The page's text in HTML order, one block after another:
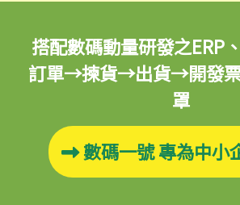
搭配數碼動量研發之ERP
訂單→揀貨→出貨→開發
罩
數碼一號 專為中小